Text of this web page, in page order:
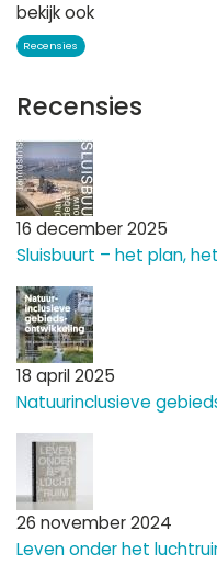
bekijk ook
Recensies
Recensies
16 december 2025
Sluisbuurt – het plan,
18 april 2025
Natuurinclusieve
26 november 2024
Leven onder het